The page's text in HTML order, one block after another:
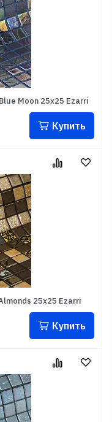
Moon 25x25 Ezarri
Купить
25x25 Ezarri
Купить